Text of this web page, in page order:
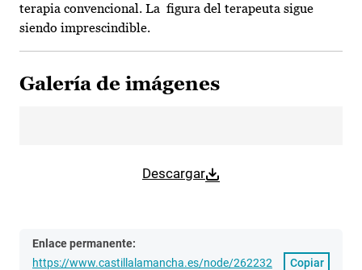
terapia convencional. La figura del terapeuta sigue
siendo imprescindible.
Galería de imágenes
Descargar
Enlace permanente:
https://www.castillalamancha.es/node/262232
Copiar